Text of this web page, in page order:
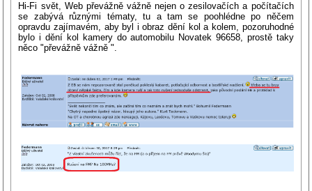
Hi-Fi svět, Web převážně vážně nejen o zesilovačích a počítačích
se zabývá různými tématy, tu a tam se poohlédne po něčem
opravdu zajímavém, aby byl i obraz dění kol a kolem, pozoruhodné
bylo i dění kol kamery do automobilu Novatek 96658, prostě taky
něco "převážně vážně ".